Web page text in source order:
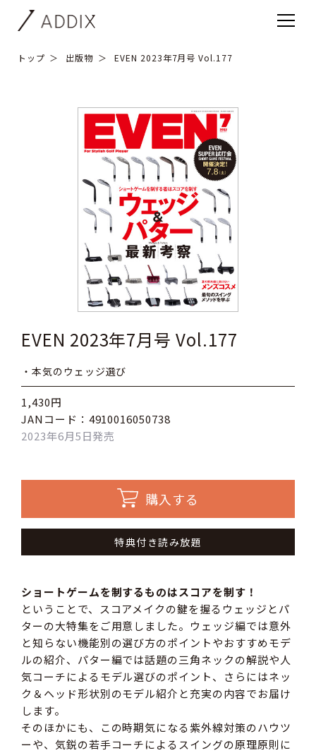
トップ 出版物 EVEN 2023年7月号 Vol.177
EVEN 2023年7月号 Vol.177
・本気のウェッジ選び
1,430円
JANコード：4910016050738
2023年6月5日発売
購入する
特典付き読み放題
ショートゲームを制するものはスコアを制す！
ということで、スコアメイクの鍵を握るウェッジとパ
ターの大特集をご用意しました。ウェッジ編では意外
と知らない機能別の選び方のポイントやおすすめモデ
ルの紹介、パター編では話題の三角ネックの解説や人
気コーチによるモデル選びのポイント、さらにはネッ
ク＆ヘッド形状別のモデル紹介と充実の内容でお届け
します。
そのほかにも、この時期気になる紫外線対策のハウツ
ーや、気鋭の若手コーチによるスイングの原理原則に